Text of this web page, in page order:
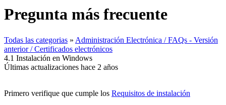
Pregunta más frecuente
Todas las categorias » Administración Electrónica / FAQs - Versión
anterior / Certificados electrónicos
4.1 Instalación en Windows
Últimas actualizaciones hace 2 años
Primero verifique que cumple los Requisitos de instalación